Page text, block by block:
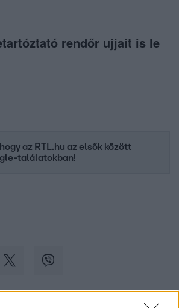
rendőr ujjait is le
az RTL.hu az elsők között
találatokban!